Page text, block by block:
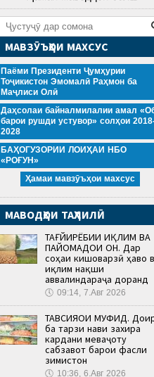
МАВЗӮЪҲОИ МАХСУС
Паёми Президенти Ҷумҳурии
Тоҷикистон Эмомалӣ Раҳмон ба
Маҷлиси Олӣ
Даҳсолаи байналмилалии амал
барои рушди устувор» солҳои
2028
БАҲОГУЗОРИИ ЛОИҲАИ НБО
«РОҒУН»
Ҳамаи мавзӯъҳои махсус
МАВОДҲОИ ТАҲЛИЛӢ
ТАҒЙИРЁБИИ ИҚЛИМ ВА
ПАЙОМАДҲОИ ОН. Дар
соҳаи кишоварзӣ ҳаво
иқлим нақши
аввалиндараҷа доранд
🕔 09:14, 7.Авг 2026
ТАВСИЯҲОИ МУФИД.
ба тарзи нави захира
кардани меваҷоту
сабзавот барои фасли
зимистон
🕔 10:36, 6.Авг 2026